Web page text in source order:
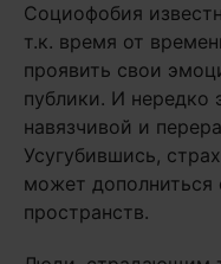
Социофобия
т.к. время от
проявить свои
публики. И нередко
навязчивой и
Усугубившись,
может
пространств.